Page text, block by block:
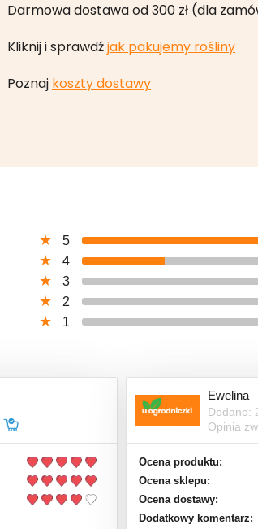
Darmowa dostawa od 300 zł (dla
Kliknij i sprawdź jak pakujemy rośliny
Poznaj koszty dostawy
5
4
3
2
1
Ewelina
Dodano:
Opinia
Ocena produktu:
Ocena sklepu:
Ocena dostawy:
Dodatkowy komentarz: